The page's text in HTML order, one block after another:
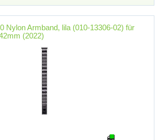
Nylon Armband, lila (010-13306-02) für
(2022)